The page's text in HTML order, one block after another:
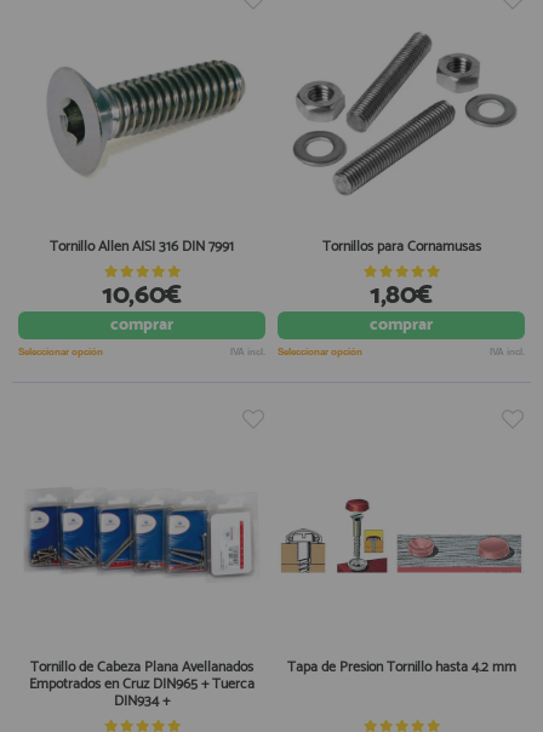
Tornillo Allen AISI 316 DIN 7991
10,60€
comprar
Seleccionar opción IVA incl.
Tornillos para Cornamusas
1,80€
comprar
Seleccionar opción IVA incl.
Tornillo de Cabeza Plana Avellanados
Empotrados en Cruz DIN965 + Tuerca
DIN934 +
Tapa de Presion Tornillo hasta 4.2 mm